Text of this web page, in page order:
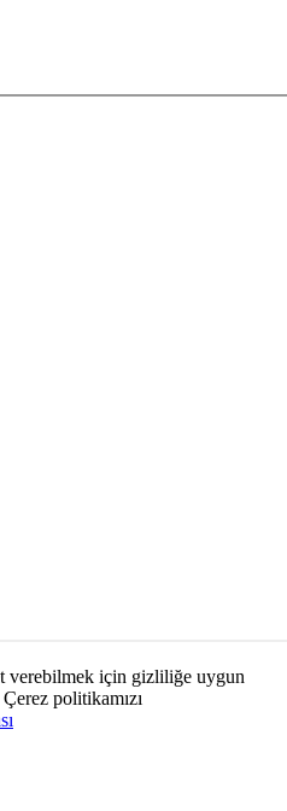
verebilmek için gizliliğe uygun
politikamızı